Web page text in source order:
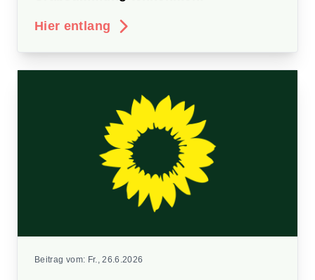
Hier entlang
Beitrag vom: Fr., 26.6.2026